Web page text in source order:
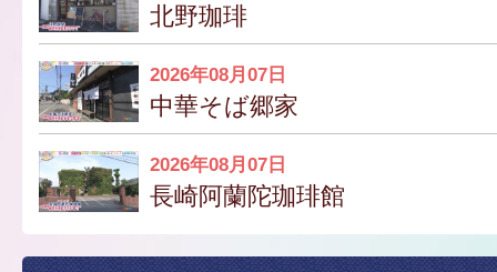
北野珈琲
2026年08月07日
中華そば郷家
2026年08月07日
長崎阿蘭陀珈琲館